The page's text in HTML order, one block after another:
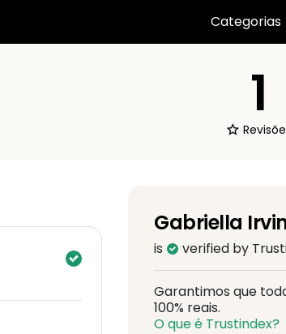
Categorias
1
Gabriella
is verified by
Garantimos que
100% reais.
O que é Trustindex?